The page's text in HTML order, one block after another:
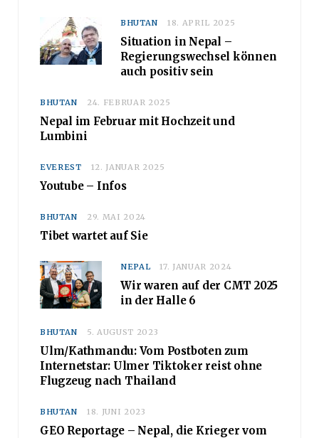
BHUTAN 18. APRIL 2025
Situation in Nepal –
Regierungswechsel können
auch positiv sein
BHUTAN 24. FEBRUAR 2025
Nepal im Februar mit Hochzeit und
Lumbini
EVEREST 12. JANUAR 2025
Youtube – Infos
BHUTAN 29. MAI 2024
Tibet wartet auf Sie
NEPAL 17. JANUAR 2024
Wir waren auf der CMT 2025
in der Halle 6
BHUTAN 5. AUGUST 2023
Ulm/Kathmandu: Vom Postboten zum
Internetstar: Ulmer Tiktoker reist ohne
Flugzeug nach Thailand
BHUTAN 18. JUNI 2023
GEO Reportage – Nepal, die Krieger vom